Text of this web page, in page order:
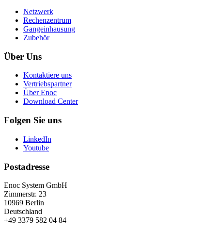
Netzwerk
Rechenzentrum
Gangeinhausung
Zubehör
Über Uns
Kontaktiere uns
Vertriebspartner
Über Enoc
Download Center
Folgen Sie uns
LinkedIn
Youtube
Postadresse
Enoc System GmbH
Zimmerstr. 23
10969 Berlin
Deutschland
+49 3379 582 04 84